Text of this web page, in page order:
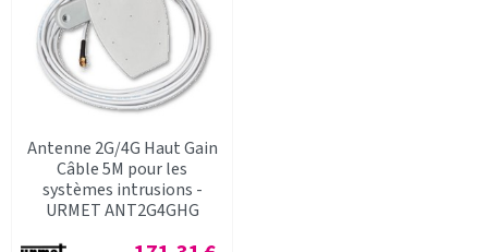
Antenne 2G/4G Haut Gain
Câble 5M pour les
systèmes intrusions -
URMET ANT2G4GHG